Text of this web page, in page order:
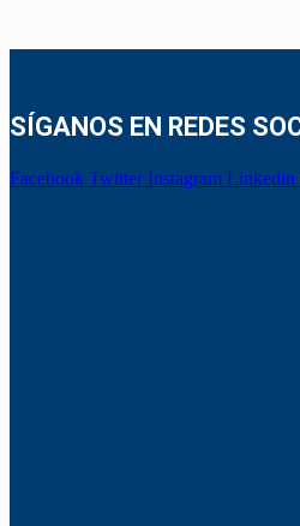
SÍGANOS EN REDES
Facebook Twitter Instagram Linkedin